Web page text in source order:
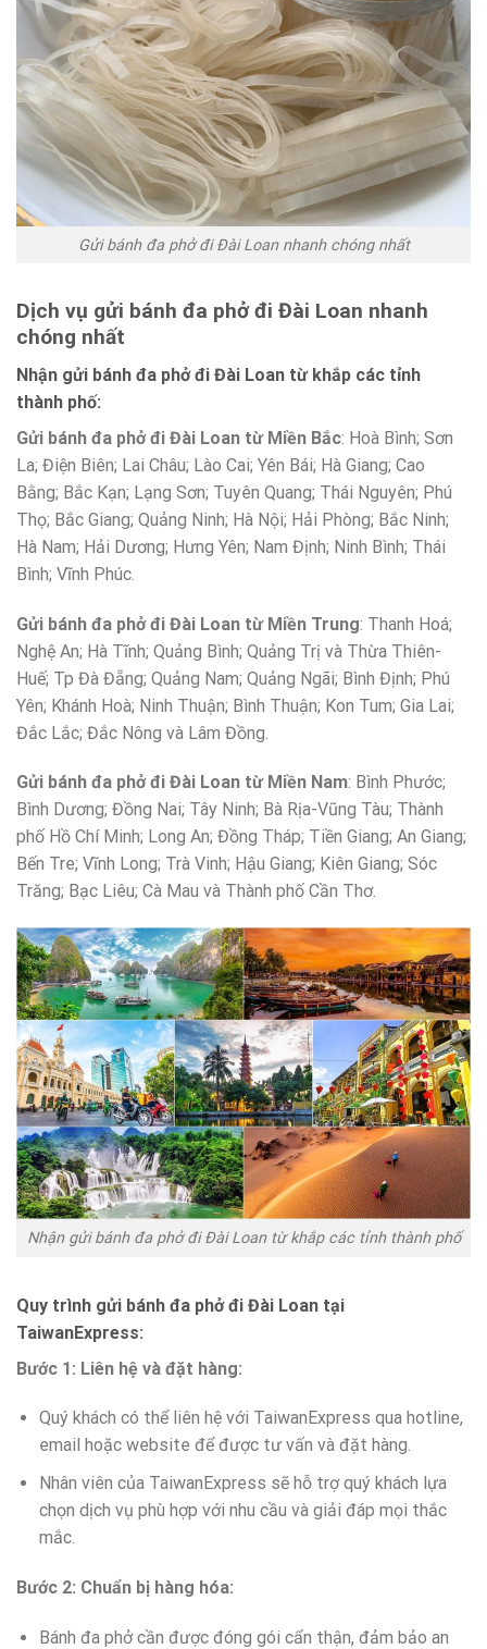
Gửi bánh đa phở đi Đài Loan nhanh chóng nhất
Dịch vụ gửi bánh đa phở đi Đài Loan nhanh
chóng nhất
Nhận gửi bánh đa phở đi Đài Loan từ khắp các tỉnh
thành phố:
Gửi bánh đa phở đi Đài Loan từ Miền Bắc: Hoà Bình; Sơn
La; Điện Biên; Lai Châu; Lào Cai; Yên Bái; Hà Giang; Cao
Bằng; Bắc Kạn; Lạng Sơn; Tuyên Quang; Thái Nguyên; Phú
Thọ; Bắc Giang; Quảng Ninh; Hà Nội; Hải Phòng; Bắc Ninh;
Hà Nam; Hải Dương; Hưng Yên; Nam Định; Ninh Bình; Thái
Bình; Vĩnh Phúc.
Gửi bánh đa phở đi Đài Loan từ Miền Trung: Thanh Hoá;
Nghệ An; Hà Tĩnh; Quảng Bình; Quảng Trị và Thừa Thiên-
Huế; Tp Đà Đẵng; Quảng Nam; Quảng Ngãi; Bình Định; Phú
Yên; Khánh Hoà; Ninh Thuận; Bình Thuận; Kon Tum; Gia Lai;
Đắc Lắc; Đắc Nông và Lâm Đồng.
Gửi bánh đa phở đi Đài Loan từ Miền Nam: Bình Phước;
Bình Dương; Đồng Nai; Tây Ninh; Bà Rịa-Vũng Tàu; Thành
phố Hồ Chí Minh; Long An; Đồng Tháp; Tiền Giang; An Giang;
Bến Tre; Vĩnh Long; Trà Vinh; Hậu Giang; Kiên Giang; Sóc
Trăng; Bạc Liêu; Cà Mau và Thành phố Cần Thơ.
Nhận gửi bánh đa phở đi Đài Loan từ khắp các tỉnh thành phố
Quy trình gửi bánh đa phở đi Đài Loan tại
TaiwanExpress:
Bước 1: Liên hệ và đặt hàng:
Quý khách có thể liên hệ với TaiwanExpress qua hotline,
email hoặc website để được tư vấn và đặt hàng.
Nhân viên của TaiwanExpress sẽ hỗ trợ quý khách lựa
chọn dịch vụ phù hợp với nhu cầu và giải đáp mọi thắc
mắc.
Bước 2: Chuẩn bị hàng hóa:
Bánh đa phở cần được đóng gói cẩn thận, đảm bảo an